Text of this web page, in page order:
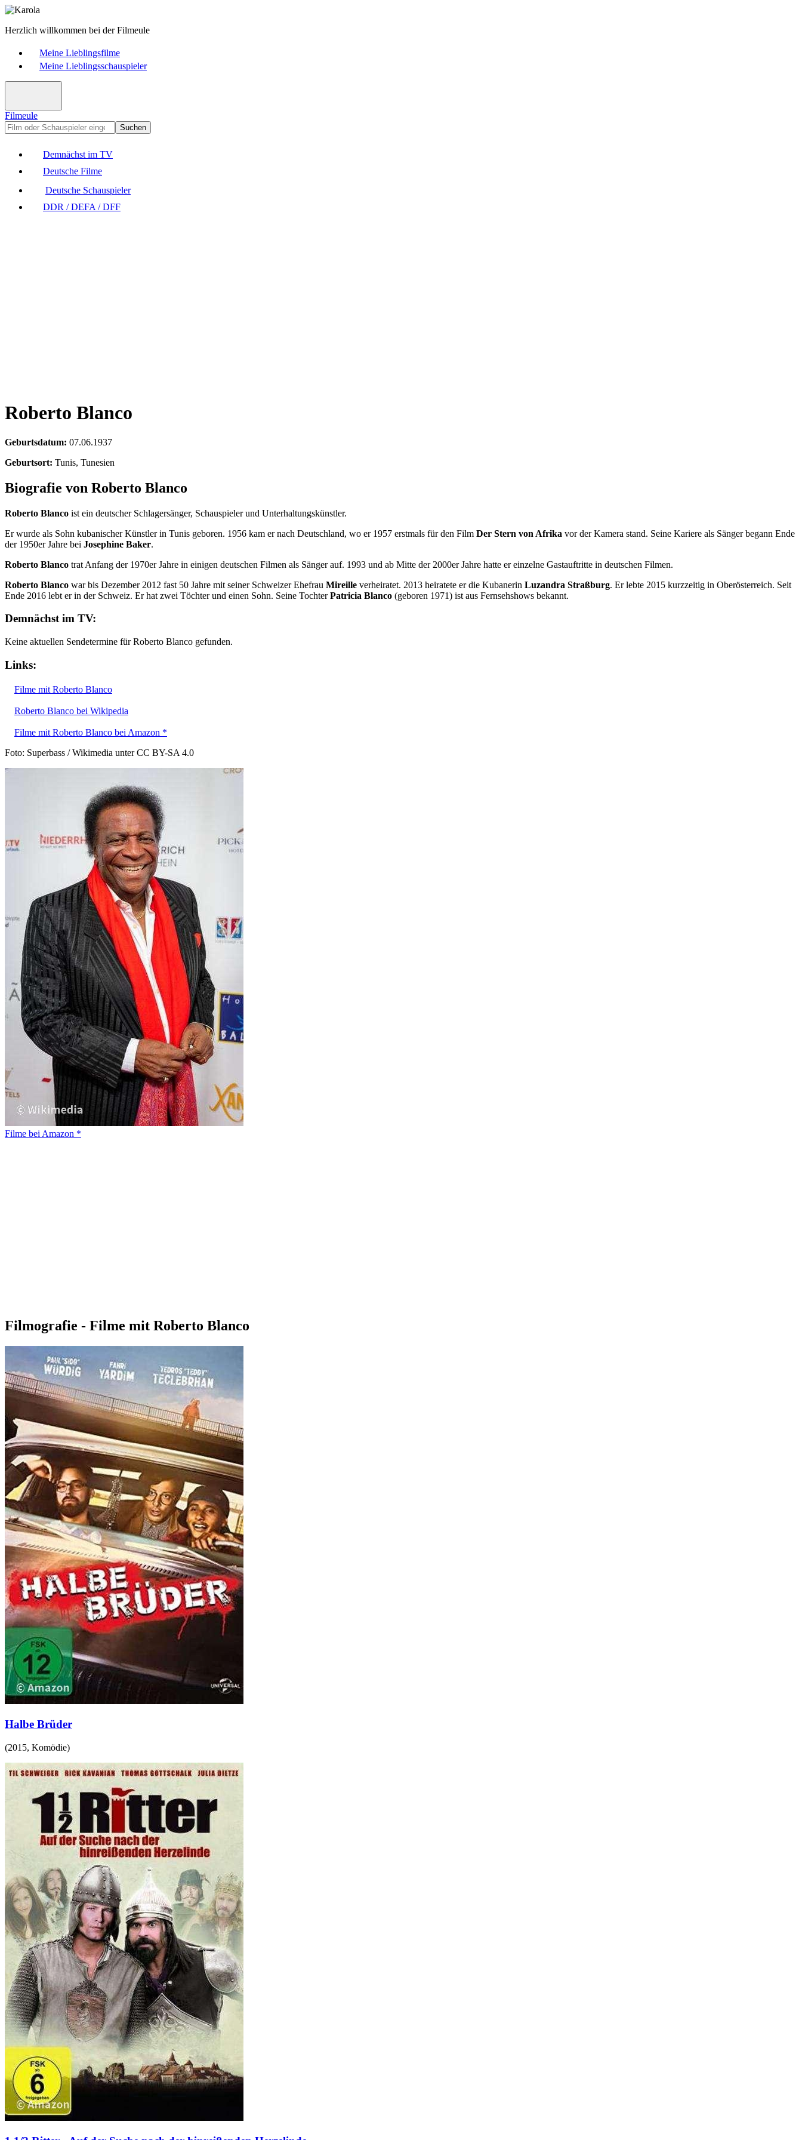
Herzlich willkommen bei der Filmeule
Meine Lieblingsfilme
Meine Lieblingsschauspieler
Filmeule
Suchen
Demnächst im TV
Deutsche Filme
Deutsche Schauspieler
DDR / DEFA / DFF
Roberto Blanco
Geburtsdatum: 07.06.1937
Geburtsort: Tunis, Tunesien
Biografie von Roberto Blanco
Roberto Blanco ist ein deutscher Schlagersänger, Schauspieler und Unterhaltungskünstler.
Er wurde als Sohn kubanischer Künstler in Tunis geboren. 1956 kam er nach Deutschland, wo er 1957 erstmals für den Film Der Stern von Afrika vor der Kamera stand. Seine Kariere als Sänger begann Ende
der 1950er Jahre bei Josephine Baker.
Roberto Blanco trat Anfang der 1970er Jahre in einigen deutschen Filmen als Sänger auf. 1993 und ab Mitte der 2000er Jahre hatte er einzelne Gastauftritte in deutschen Filmen.
Roberto Blanco war bis Dezember 2012 fast 50 Jahre mit seiner Schweizer Ehefrau Mireille verheiratet. 2013 heiratete er die Kubanerin Luzandra Straßburg. Er lebte 2015 kurzzeitig in Oberösterreich. Seit
Ende 2016 lebt er in der Schweiz. Er hat zwei Töchter und einen Sohn. Seine TochterPatricia Blanco (geboren 1971) ist aus Fernsehshows bekannt.
Demnächst im TV:
Keine aktuellen Sendetermine für Roberto Blanco gefunden.
Links:
Filme mit Roberto Blanco
Roberto Blanco bei Wikipedia
Filme mit Roberto Blanco bei Amazon *
Foto: Superbass / Wikimedia unter CC BY-SA 4.0
Filme bei Amazon *
Filmografie - Filme mit Roberto Blanco
Halbe Brüder
(2015, Komödie)